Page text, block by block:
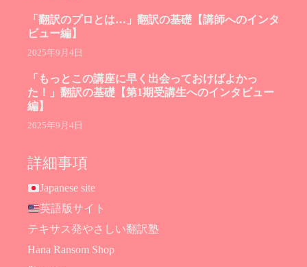
「翻訳のプロとは…」翻訳の基礎【講師へのインタ
ビュー編】
2025年9月4日
「もっとこの講座に早く出会っておけばよかっ
た！」翻訳の基礎【第1期受講生へのインタビュー
編】
2025年9月4日
詳細事項
Japanese site
英語版サイト
テキサス発やさしい翻訳塾
Hana Ransom Shop